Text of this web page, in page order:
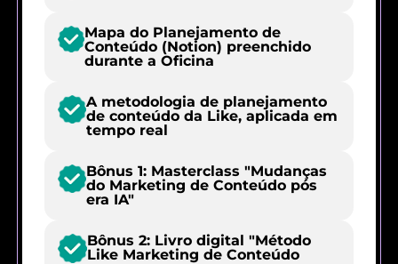
Mapa do Planejamento de
Conteúdo (Notion) preenchido
durante a Oficina
A metodologia de planejamento
de conteúdo da Like, aplicada em
tempo real
Bônus 1: Masterclass "Mudanças
do Marketing de Conteúdo pós
era IA"
Bônus 2: Livro digital "Método
Like Marketing de Conteúdo